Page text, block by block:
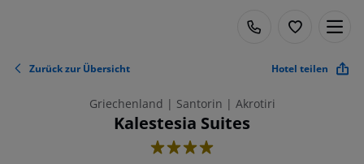
Zurück zur Übersicht Hotel teilen
Griechenland | Santorin | Akrotiri
Kalestesia Suites
4